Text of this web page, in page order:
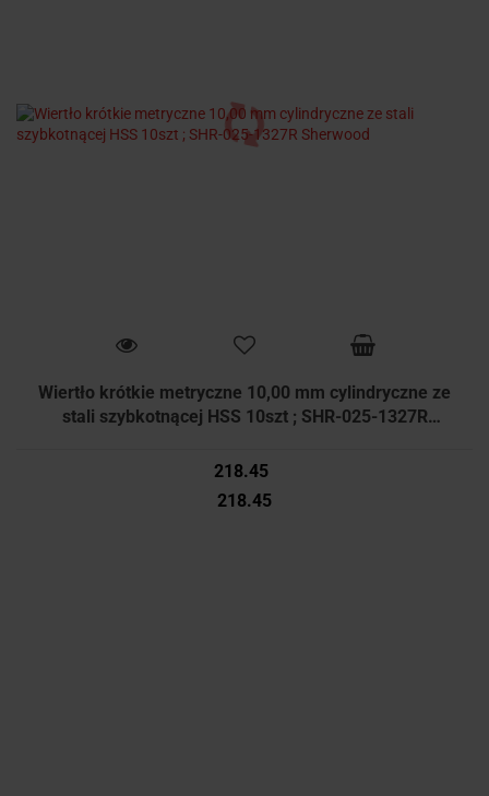
Wiertło krótkie metryczne 10,00 mm cylindryczne ze
stali szybkotnącej HSS 10szt ; SHR-025-1327R
218.45
218.45